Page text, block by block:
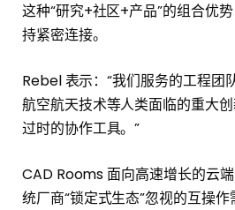
这种“研究+社区+产品”的组合优
持紧密连接。
Rebel 表示：“我们服务的工程团
航空航天技术等人类面临的重大
过时的协作工具。”
CAD Rooms 面向高速增长的云
统厂商“锁定式生态”忽视的互操